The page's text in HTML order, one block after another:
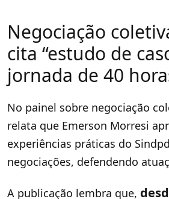
Negociação
cita “estudo de
jornada de 40
No painel sobre negociação
relata que Emerson Morresi
experiências práticas do
negociações, defendendo
A publicação lembra que,